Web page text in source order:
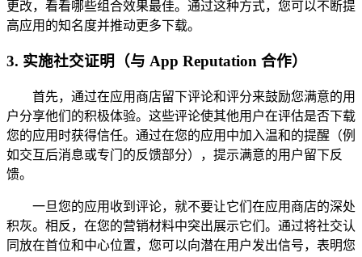
更改，看看哪些组合效果最佳。通过这种方式，您可以不断提
高应用的知名度并推动更多下载。
3. 实施社交证明（与 App Reputation 合作）
首先，通过在应用商店留下评论和评分来鼓励您满意的用
户分享他们的积极体验。这些评论使其他用户在评估是否下载
您的应用时获得信任。通过在您的应用中加入温和的提醒（例
如交互后消息或专门的反馈部分），提示满意的用户留下反
馈。
一旦您的应用收到评论，就不要让它们在应用商店的深处
积灰。相反，在您的营销材料中突出展示它们。通过将社交认
同放在首位和中心位置，您可以向潜在用户发出信号，表明您